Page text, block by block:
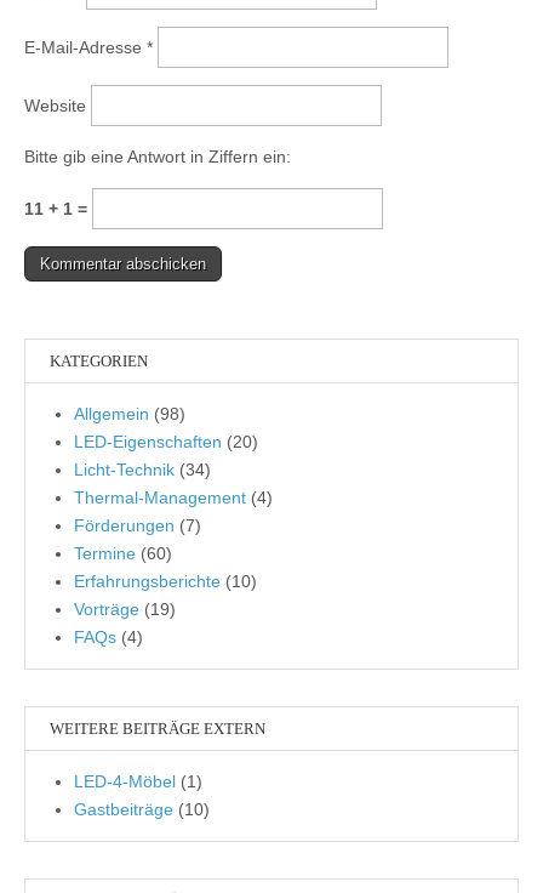
E-Mail-Adresse *
Website
Bitte gib eine Antwort in Ziffern ein:
11 + 1 =
KATEGORIEN
Allgemein (98)
LED-Eigenschaften (20)
Licht-Technik (34)
Thermal-Management (4)
Förderungen (7)
Termine (60)
Erfahrungsberichte (10)
Vorträge (19)
FAQs (4)
WEITERE BEITRÄGE EXTERN
LED-4-Möbel (1)
Gastbeiträge (10)